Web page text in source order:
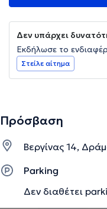
Δεν υπάρχει
Εκδήλωσε το
Στείλε αίτημα
Πρόσβαση
Βεργίνας 14,
Parking
Δεν διαθέτει